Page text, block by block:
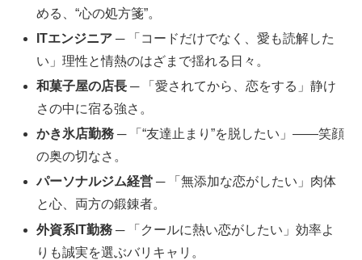
める、“心の処方箋”。
ITエンジニア ─ 「コードだけでなく、愛も読解した
い」理性と情熱のはざまで揺れる日々。
和菓子屋の店長 ─ 「愛されてから、恋をする」静け
さの中に宿る強さ。
かき氷店勤務 ─ 「“友達止まり”を脱したい」――笑顔
の奥の切なさ。
パーソナルジム経営 ─ 「無添加な恋がしたい」肉体
と心、両方の鍛錬者。
外資系IT勤務 ─ 「クールに熱い恋がしたい」効率よ
りも誠実を選ぶバリキャリ。